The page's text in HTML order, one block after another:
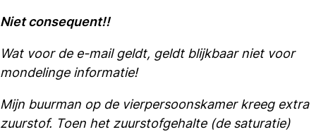
Niet consequent!!
Wat voor de e-mail geldt, geldt blijkbaar niet voor
mondelinge informatie!
Mijn buurman op de vierpersoonskamer kreeg extra
zuurstof. Toen het zuurstofgehalte (de saturatie)